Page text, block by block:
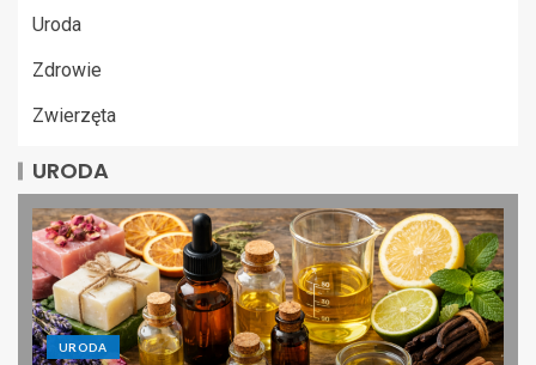
Uroda
Zdrowie
Zwierzęta
URODA
URODA